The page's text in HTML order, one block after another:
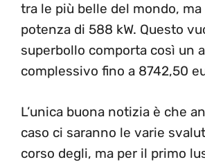
tra le più belle del mondo, ma
potenza di 588 kW. Questo
superbollo comporta così un
complessivo fino a 8742,50
L’unica buona notizia è che
caso ci saranno le varie
corso degli, ma per il primo